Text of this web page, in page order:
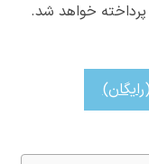
خواهد شد.